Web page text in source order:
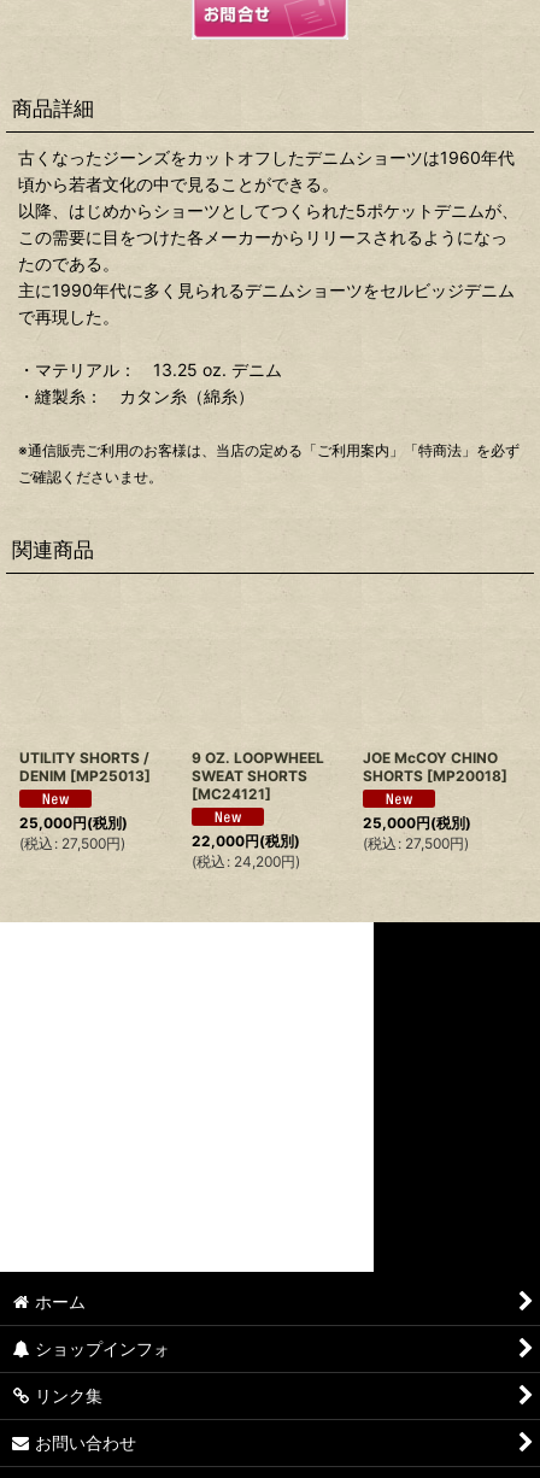
商品詳細
古くなったジーンズをカットオフしたデニムショーツは1960年代
頃から若者文化の中で見ることができる。
以降、はじめからショーツとしてつくられた5ポケットデニムが、
この需要に目をつけた各メーカーからリリースされるようになっ
たのである。
主に1990年代に多く見られるデニムショーツをセルビッジデニム
で再現した。
・マテリアル： 13.25 oz. デニム
・縫製糸： カタン糸（綿糸）
※通信販売ご利用のお客様は、当店の定める「ご利用案内」「特商法」を必ず
ご確認くださいませ。
関連商品
UTILITY SHORTS /
DENIM [MP25013]
25,000円(税別)
(税込 : 27,500円)
9 OZ. LOOPWHEEL
SWEAT SHORTS
[MC24121]
22,000円(税別)
(税込 : 24,200円)
JOE McCOY CHINO
SHORTS [MP20018]
25,000円(税別)
(税込 : 27,500円)
ホーム
ショップインフォ
リンク集
お問い合わせ